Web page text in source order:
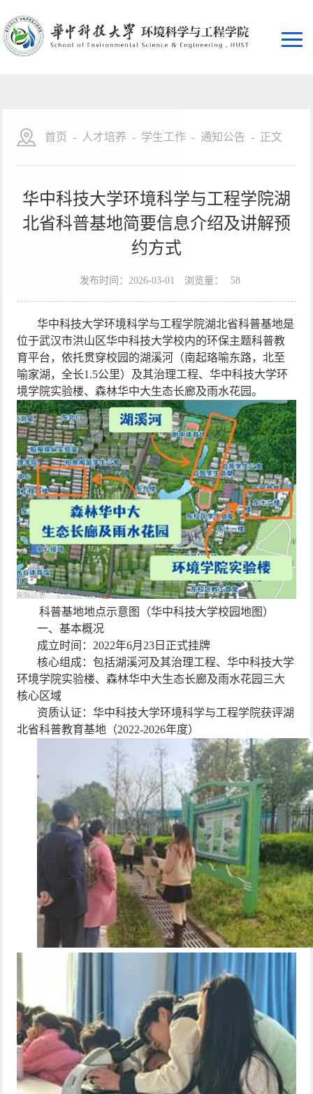
首页 - 人才培养 - 学生工作 - 通知公告 - 正文
华中科技大学环境科学与工程学院湖
北省科普基地简要信息介绍及讲解预
约方式
发布时间：2026-03-01 浏览量： 58
华中科技大学环境科学与工程学院湖北省科普基地是
位于武汉市洪山区华中科技大学校内的环保主题科普教
育平台，依托贯穿校园的湖溪河（南起珞喻东路，北至
喻家湖，全长1.5公里）及其治理工程、华中科技大学环
境学院实验楼、森林华中大生态长廊及雨水花园。
科普基地地点示意图（华中科技大学校园地图）
一、基本概况
成立时间： 2022年6月 23 日正式挂牌
核心组成：包括湖溪河及其治理工程、华中科技大学
环境学院实验楼、森林华中大生态长廊及雨水花园三大
核心区域
资质认证：华中科技大学环境科学与工程学院获评湖
北省科普教育基地（2022-2026年度）